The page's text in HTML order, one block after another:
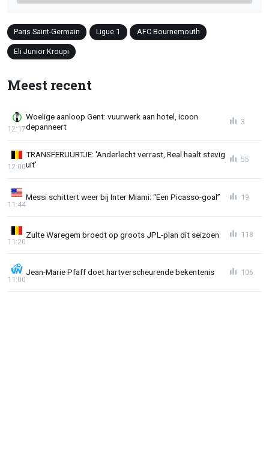
Paris Saint-Germain Ligue 1 AFC Bournemouth
Eli Junior Kroupi
Meest recent
Woelige aanloop Gent: vuurwerk aan hotel, icoon
depanneert
12:17
3
TRANSFERUURTJE: 'Anderlecht verrast, Real haalt stevig
uit'
12:00
55
Messi schittert weer bij Inter Miami: “Een Picasso-goal”
11:44
19
Zulte Waregem broedt op groots JPL-plan dit seizoen
11:20
118
Jean-Marie Pfaff doet hartverscheurende bekentenis
11:00
106